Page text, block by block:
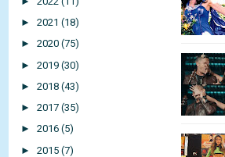
► 2021 (18)
► 2020 (75)
► 2019 (30)
► 2018 (43)
► 2017 (35)
► 2016 (5)
► 2015 (7)